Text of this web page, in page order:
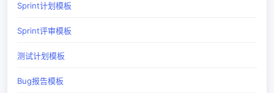
Sprint计划模板
Sprint评审模板
测试计划模板
Bug报告模板